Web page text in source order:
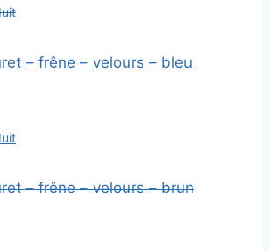
– frêne – velours – bleu
– frêne – velours – brun